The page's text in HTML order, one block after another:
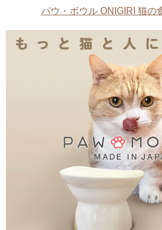
パウ・ボウル ONIGIRI 猫の